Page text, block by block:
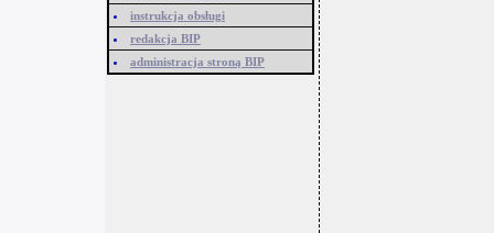
instrukcja obsługi
redakcja BIP
administracja stroną BIP